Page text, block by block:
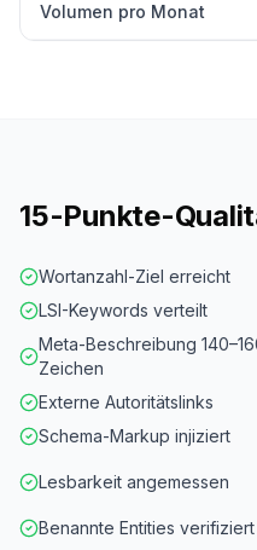
Volumen pro Monat
15-Punkte-
Wortanzahl-Ziel erreicht
LSI-Keywords verteilt
Meta-Beschreibung
Zeichen
Externe Autoritätslinks
Schema-Markup injiziert
Lesbarkeit angemessen
Benannte Entities verifiziert